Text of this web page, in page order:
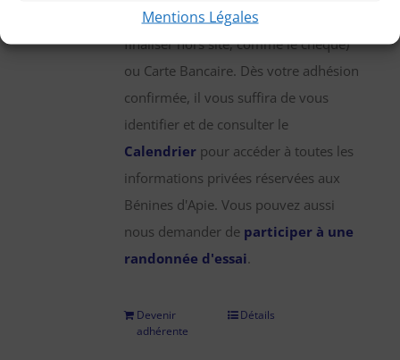
Mentions Légales
virement bancaire (démarche à
finaliser hors site, comme le chèque)
ou Carte Bancaire. Dès votre adhésion
confirmée, il vous suffira de vous
identifier et de consulter le
Calendrier pour accéder à toutes les
informations privées réservées aux
Bénines d'Apie. Vous pouvez aussi
nous demander de participer à une
randonnée d'essai.
Devenir
adhérente
Détails